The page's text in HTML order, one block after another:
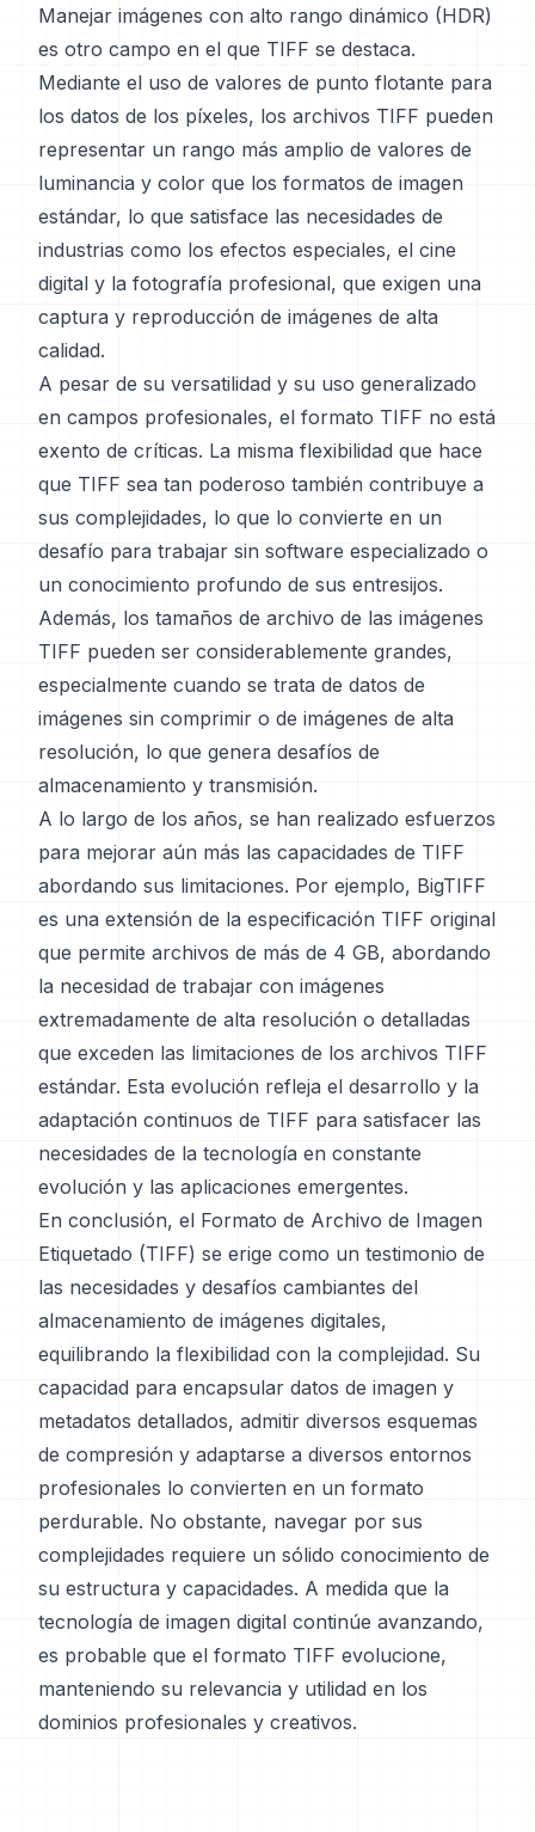
Manejar imágenes con alto rango dinámico (HDR)
es otro campo en el que TIFF se destaca.
Mediante el uso de valores de punto flotante para
los datos de los píxeles, los archivos TIFF pueden
representar un rango más amplio de valores de
luminancia y color que los formatos de imagen
estándar, lo que satisface las necesidades de
industrias como los efectos especiales, el cine
digital y la fotografía profesional, que exigen una
captura y reproducción de imágenes de alta
calidad.
A pesar de su versatilidad y su uso generalizado
en campos profesionales, el formato TIFF no está
exento de críticas. La misma flexibilidad que hace
que TIFF sea tan poderoso también contribuye a
sus complejidades, lo que lo convierte en un
desafío para trabajar sin software especializado o
un conocimiento profundo de sus entresijos.
Además, los tamaños de archivo de las imágenes
TIFF pueden ser considerablemente grandes,
especialmente cuando se trata de datos de
imágenes sin comprimir o de imágenes de alta
resolución, lo que genera desafíos de
almacenamiento y transmisión.
A lo largo de los años, se han realizado esfuerzos
para mejorar aún más las capacidades de TIFF
abordando sus limitaciones. Por ejemplo, BigTIFF
es una extensión de la especificación TIFF original
que permite archivos de más de 4 GB, abordando
la necesidad de trabajar con imágenes
extremadamente de alta resolución o detalladas
que exceden las limitaciones de los archivos TIFF
estándar. Esta evolución refleja el desarrollo y la
adaptación continuos de TIFF para satisfacer las
necesidades de la tecnología en constante
evolución y las aplicaciones emergentes.
En conclusión, el Formato de Archivo de Imagen
Etiquetado (TIFF) se erige como un testimonio de
las necesidades y desafíos cambiantes del
almacenamiento de imágenes digitales,
equilibrando la flexibilidad con la complejidad. Su
capacidad para encapsular datos de imagen y
metadatos detallados, admitir diversos esquemas
de compresión y adaptarse a diversos entornos
profesionales lo convierten en un formato
perdurable. No obstante, navegar por sus
complejidades requiere un sólido conocimiento de
su estructura y capacidades. A medida que la
tecnología de imagen digital continúe avanzando,
es probable que el formato TIFF evolucione,
manteniendo su relevancia y utilidad en los
dominios profesionales y creativos.